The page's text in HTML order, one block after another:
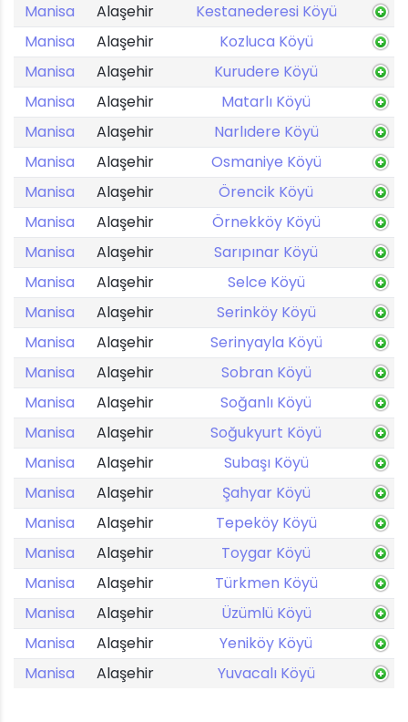
Manisa
Alaşehir
Kestanederesi Köyü
Manisa
Alaşehir
Kozluca Köyü
Manisa
Alaşehir
Kurudere Köyü
Manisa
Alaşehir
Matarlı Köyü
Manisa
Alaşehir
Narlıdere Köyü
Manisa
Alaşehir
Osmaniye Köyü
Manisa
Alaşehir
Örencik Köyü
Manisa
Alaşehir
Örnekköy Köyü
Manisa
Alaşehir
Sarıpınar Köyü
Manisa
Alaşehir
Selce Köyü
Manisa
Alaşehir
Serinköy Köyü
Manisa
Alaşehir
Serinyayla Köyü
Manisa
Alaşehir
Sobran Köyü
Manisa
Alaşehir
Soğanlı Köyü
Manisa
Alaşehir
Soğukyurt Köyü
Manisa
Alaşehir
Subaşı Köyü
Manisa
Alaşehir
Şahyar Köyü
Manisa
Alaşehir
Tepeköy Köyü
Manisa
Alaşehir
Toygar Köyü
Manisa
Alaşehir
Türkmen Köyü
Manisa
Alaşehir
Üzümlü Köyü
Manisa
Alaşehir
Yeniköy Köyü
Manisa
Alaşehir Yuvacalı Köyü